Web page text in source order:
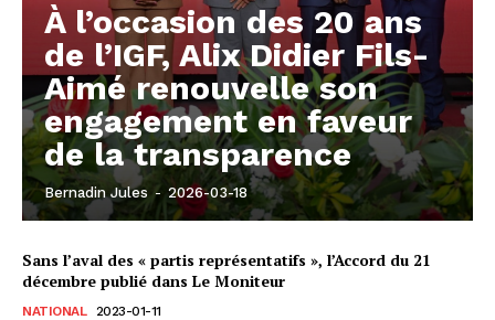
À l’occasion des 20 ans
de l’IGF, Alix Didier Fils-
Aimé renouvelle son
engagement en faveur
de la transparence
Bernadin Jules - 2026-03-18
Sans l’aval des « partis représentatifs », l’Accord du 21
décembre publié dans Le Moniteur
NATIONAL 2023-01-11